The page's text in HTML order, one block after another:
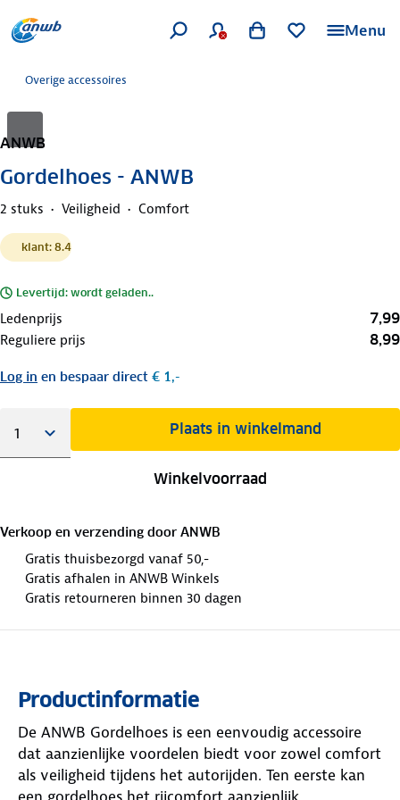
Menu
Overige accessoires
ANWB
Gordelhoes - ANWB
2 stuks Veiligheid Comfort
klant: 8.4
Levertijd: wordt geladen..
Ledenprijs 7,99
Reguliere prijs 8,99
Log in en bespaar direct € 1,-
Plaats in winkelmand
Winkelvoorraad
Verkoop en verzending door ANWB
Gratis thuisbezorgd vanaf 50,-
Gratis afhalen in ANWB Winkels
Gratis retourneren binnen 30 dagen
Productinformatie
De ANWB Gordelhoes is een eenvoudig accessoire
dat aanzienlijke voordelen biedt voor zowel comfort
als veiligheid tijdens het autorijden. Ten eerste kan